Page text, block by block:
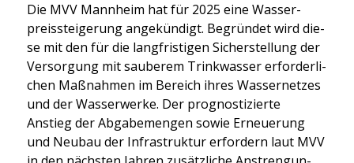
Die MVV Mann­heim hat für 2025 eine Was­ser­
preis­stei­ge­rung ange­kün­digt. Begrün­det wird die­
se mit den für die lang­fris­ti­gen Sicher­stel­lung der
Ver­sor­gung mit sau­be­rem Trink­was­ser erfor­der­li­
chen Maß­nah­men im Bereich ihres Was­ser­net­zes
und der Was­ser­wer­ke. Der pro­gnos­ti­zier­te
Anstieg der Abga­be­men­gen sowie Erneue­rung
und Neu­bau der Infra­struk­tur erfor­dern laut MVV